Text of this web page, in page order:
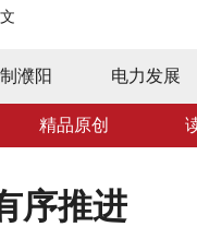
濮阳 电力发展
精品原创
序推进